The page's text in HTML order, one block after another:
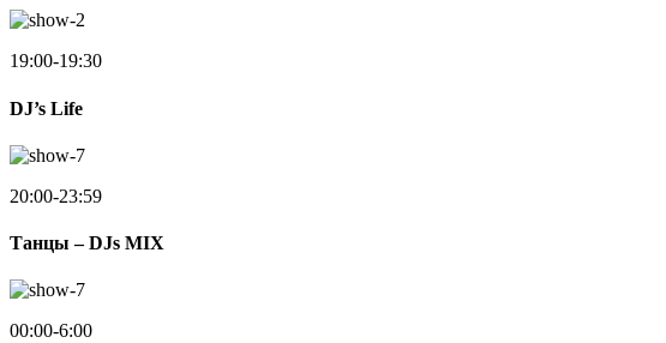
19:00-19:30
DJ’s Life
20:00-23:59
Танцы – DJs MIX
00:00-6:00